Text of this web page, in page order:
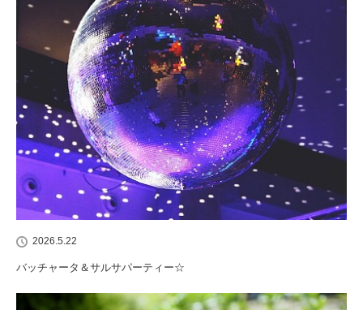
2026.5.22
バッチャータ＆サルサパーティー☆